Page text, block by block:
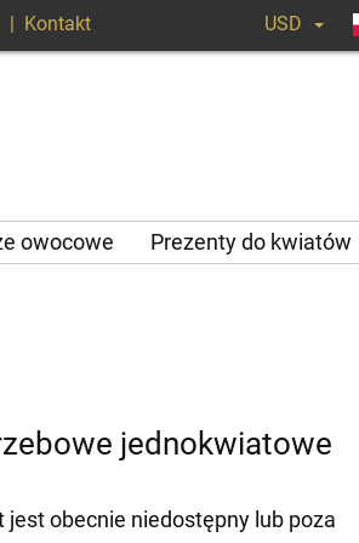
| Kontakt USD
owocowe Prezenty do kwiatów
jednokwiatowe
jest obecnie niedostępny lub poza